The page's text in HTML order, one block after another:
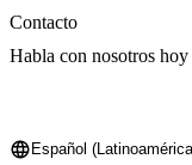
Contacto
Habla con nosotros
Language
Español